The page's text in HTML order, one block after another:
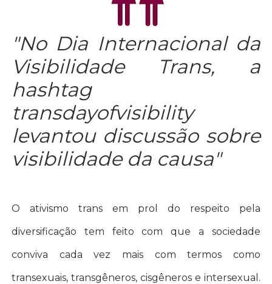
"No Dia Internacional da
Visibilidade Trans, a
hashtag
transdayofvisibility
levantou discussão sobre
visibilidade da causa"
O ativismo trans em prol do respeito pela
diversificação tem feito com que a sociedade
conviva cada vez mais com termos como
transexuais, transgêneros, cisgêneros e intersexual.